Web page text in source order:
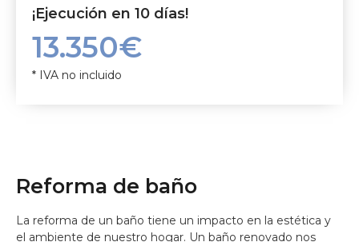
¡Ejecución en 10 días!
13.350€
* IVA no incluido
Reforma de baño
La reforma de un baño tiene un impacto en la estética y
el ambiente de nuestro hogar. Un baño renovado nos